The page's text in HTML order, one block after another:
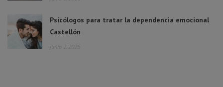
Psicólogos para tratar la dependencia emocional
Castellón
junio 2, 2026